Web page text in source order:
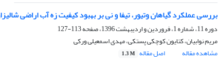
بررسی عملکرد گیاهان وتیور، تیفا و نی بر بهبود کیفیت زه آب اراضی
دوره 11، شماره 1، فروردین و اردیبهشت 1396، صفحه
113-127
مریم نوابیان، کتایون کوچکی پستکی، مهدی اسمعیلی ورکی
مشاهده مقاله
اصل مقاله 1.3 M